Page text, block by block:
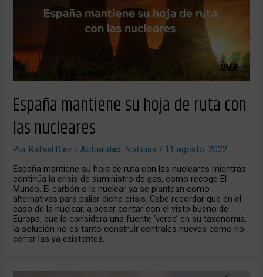
España mantiene su hoja de ruta con
las nucleares
Por Rafael Díez/Actualidad, Noticias / 11 agosto, 2022
España mantiene su hoja de ruta con las nucleares mientras
continúa la crisis de suministro de gas, como recoge El
Mundo. El carbón o la nuclear ya se plantean como
alternativas para paliar dicha crisis. Cabe recordar que en el
caso de la nuclear, a pesar contar con el visto bueno de
Europa, que la considera una fuente ‘verde’ en su taxonomía,
la solución no es tanto construir centrales nuevas como no
cerrar las ya existentes.